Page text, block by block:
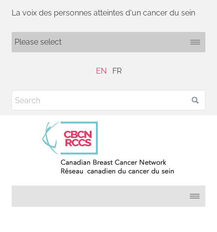
La voix des personnes atteintes d'un cancer du sein
EN FR